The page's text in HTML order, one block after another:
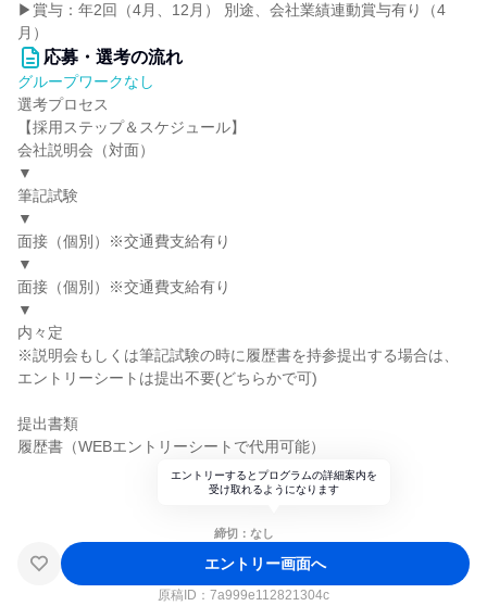
▶賞与：年2回（4月、12月） 別途、会社業績連動賞与有り（4
月）
応募・選考の流れ
グループワークなし
選考プロセス
【採用ステップ＆スケジュール】
会社説明会（対面）
▼
筆記試験
▼
面接（個別）※交通費支給有り
▼
面接（個別）※交通費支給有り
▼
内々定
※説明会もしくは筆記試験の時に履歴書を持参提出する場合は、
エントリーシートは提出不要(どちらかで可)
提出書類
履歴書（WEBエントリーシートで代用可能）
エントリーするとプログラムの詳細案内を
受け取れるようになります
締切：なし
エントリー画面へ
原稿ID： 7a999e112821304c